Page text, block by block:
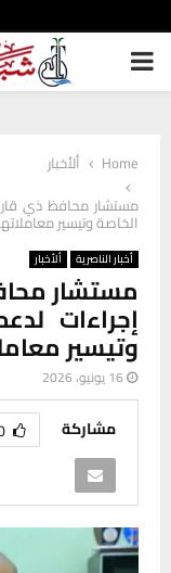
PRIMARY
Home
ألأخبار
مستشار محافظ ذي
الخاصة وتيسير
أخبار الناصرية ألأخبار
مستشار
إجراءات
وتيسير
16 يونيو، 2026
مشاركة